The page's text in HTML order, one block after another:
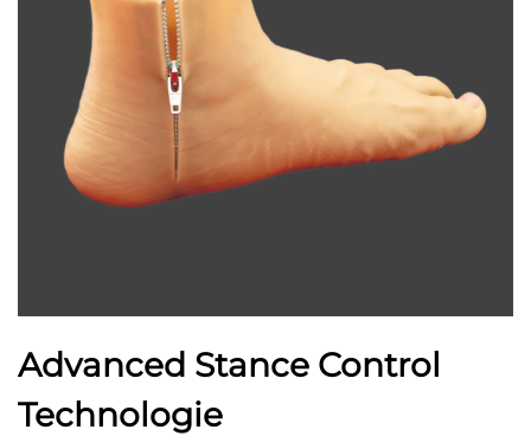
Advanced Stance Control
Technologie